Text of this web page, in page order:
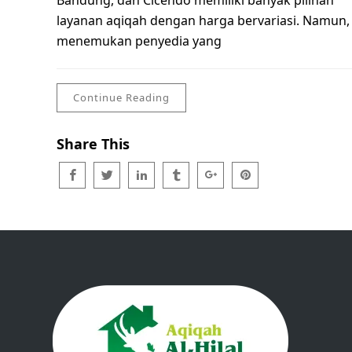
layanan aqiqah dengan harga bervariasi. Namun,
menemukan penyedia yang
Continue Reading
Share This